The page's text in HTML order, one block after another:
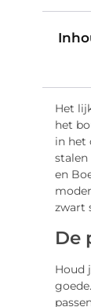
Het
het
in het
stalen
en
zwart
De
Houd